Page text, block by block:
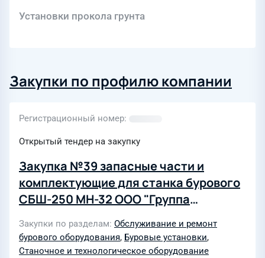
Установки прокола грунта
Закупки по профилю компании
Регистрационный номер
Открытый тендер на закупку
Закупка №39 запасные части и
комплектующие для станка бурового
СБШ-250 МН-32 ООО "Группа
Магнезит". (2-й этап торгов)
Закупки по разделам Обслуживание и ремонт
бурового оборудования, Буровые установки,
Станочное и технологическое оборудование